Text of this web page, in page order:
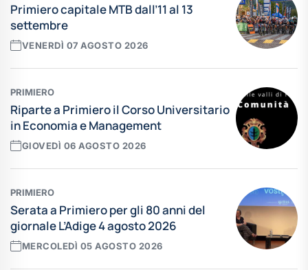
Primiero capitale MTB dall’11 al 13
settembre
VENERDÌ 07 AGOSTO 2026
PRIMIERO
Riparte a Primiero il Corso Universitario
in Economia e Management
GIOVEDÌ 06 AGOSTO 2026
PRIMIERO
Serata a Primiero per gli 80 anni del
giornale L’Adige 4 agosto 2026
MERCOLEDÌ 05 AGOSTO 2026